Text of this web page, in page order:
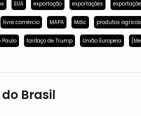
EUA exportação exportações
livre comércio MAPA Mdic produtos
Paulo tarifaço de Trump União Europeia
Brasil